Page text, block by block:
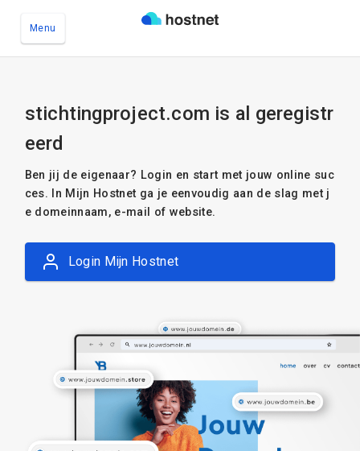
Menu
stichtingproject.com is al geregistr
eerd
Ben jij de eigenaar? Login en start met jouw online suc
ces. In Mijn Hostnet ga je eenvoudig aan de slag met j
e domeinnaam, e-mail of website.
Login Mijn Hostnet